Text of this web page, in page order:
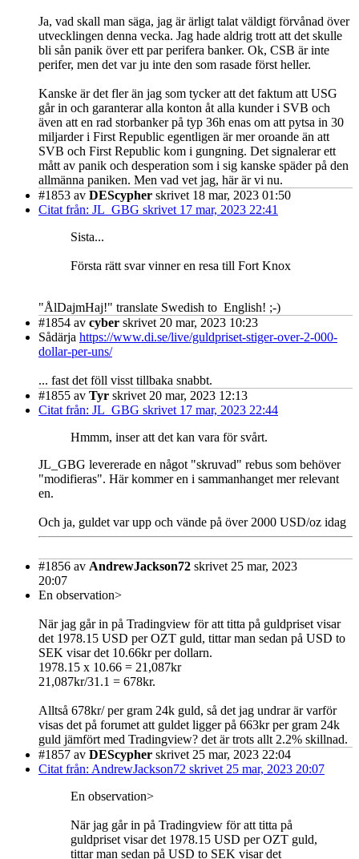
Ja, vad skall man säga, jag är ärligt talat väldigt förvånad över
utvecklingen denna vecka. Jag hade aldrig trott att det skulle
bli sån panik över ett par perifera banker. Ok, CSB är inte
perifer, men det var ju inte den som rasade först heller.
Kanske är det fler än jag som tycker att det faktum att USG
går in och garanterar alla konton åt alla kunder i SVB och
även att en rad storbanker på typ 36h enas om att pytsa in 30
miljarder i First Republic egentligen är mer oroande än att
SVB och First Republic kom i gungning. Det signalerar ett
mått av panik och desperation som i sig kanske späder på den
allmänna paniken. Men vad vet jag, här är vi nu.
#1853 av DEScypher skrivet 18 mar, 2023 01:50
Citat från: JL_GBG skrivet 17 mar, 2023 22:41
Sista...
Första rätt svar vinner en resa till Fort Knox
"ÅlDajmHaj!" translate Swedish to English! ;-)
#1854 av cyber skrivet 20 mar, 2023 10:23
Sådärja https://www.di.se/live/guldpriset-stiger-over-2-000-
dollar-per-uns/
... fast det föll visst tillbaka snabbt.
#1855 av Tyr skrivet 20 mar, 2023 12:13
Citat från: JL_GBG skrivet 17 mar, 2023 22:44
Hmmm, inser att det kan vara för svårt.
JL_GBG levererade en något "skruvad" rebus som behöver
"modifieras". Här kommer en i sammanhanget mer relevant
en.
Och ja, guldet var upp och vände på över 2000 USD/oz idag
#1856 av AndrewJackson72 skrivet 25 mar, 2023
20:07
En observation>
När jag går in på Tradingview för att titta på guldpriset visar
det 1978.15 USD per OZT guld, tittar man sedan på USD to
SEK visar det 10.66kr per dollarn.
1978.15 x 10.66 = 21,087kr
21,087kr/31.1 = 678kr.
Alltså 678kr/ per gram 24k guld, så det jag undrar är varför
visas det på forumet att guldet ligger på 663kr per gram 24k
guld jämfört med Tradingview? det är trots allt 2.2% skillnad.
#1857 av DEScypher skrivet 25 mar, 2023 22:04
Citat från: AndrewJackson72 skrivet 25 mar, 2023 20:07
En observation>
När jag går in på Tradingview för att titta på
guldpriset visar det 1978.15 USD per OZT guld,
tittar man sedan på USD to SEK visar det